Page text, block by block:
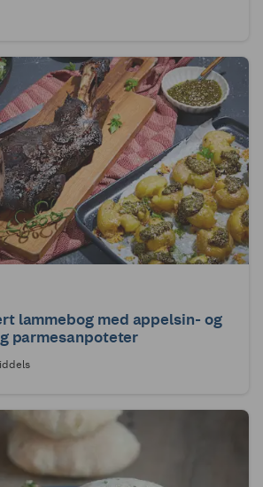
lammebog med appelsin- og
parmesanpoteter